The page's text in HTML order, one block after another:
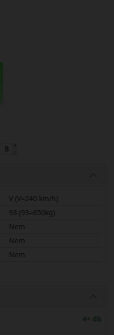
V (V=240 km/h)
93 (93=650kg)
Nem
Nem
Nem
4+ db